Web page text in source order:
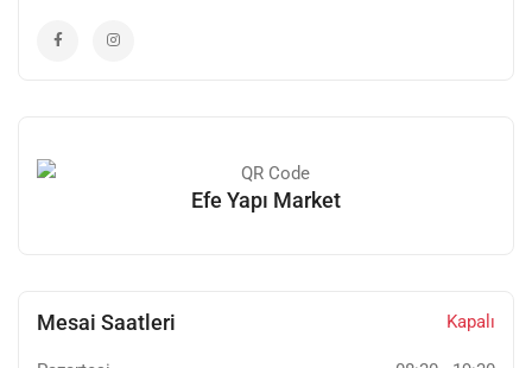
Efe Yapı Market
Mesai Saatleri Kapalı